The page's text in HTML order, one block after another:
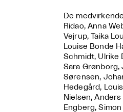
De
Ridao, Anna
Vejrup, Taika
Louise Bonde
Schmidt, Ulrike
Sara Grønborg,
Sørensen,
Hedegård,
Nielsen,
Engberg,